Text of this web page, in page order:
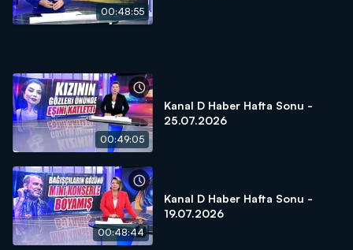
00:48:55
00:49:05
Kanal D Haber Hafta Sonu -
25.07.2026
00:48:44
Kanal D Haber Hafta Sonu -
19.07.2026